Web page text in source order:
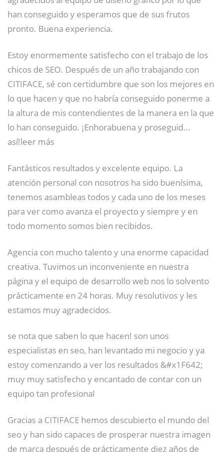
han conseguido y esperamos que de sus frutos
pronto. Buena experiencia.
Estoy enormemente satisfecho con el trabajo de los
chicos de SEO. Después de un año trabajando con
CITIFACE, sé con certidumbre que son los mejores en
lo que hacen y que no habría conseguido ponerme a
la altura de mis contendientes de la manera en la que
lo han conseguido. ¡Enhorabuena y proseguid...
así!leer más
Fantásticos resultados y excelente equipo. La
atención personal con nosotros ha sido buenísima,
tenemos asambleas todos y cada uno de los meses
para ver como avanza el proyecto y siempre y en
todo momento somos bien recibidos.
Agencia con mucho talento y una enorme capacidad
creativa. Tuvimos un inconveniente en nuestra
página y el equipo de desarrollo web nos lo solvento
prácticamente en 24 horas. Muy resolutivos y les
estamos muy agradecidos.
se nota que saben lo que hacen! son unos
especialistas en seo, han levantado mi negocio y ya
estoy comenzando a ver los resultados &#x1F642;
muy muy satisfecho y encantado de contar con un
equipo tan profesional
Gracias a CITIFACE hemos descubierto el mundo del
seo y han sido capaces de prosperar nuestra imagen
de marca después de prácticamente diez años de